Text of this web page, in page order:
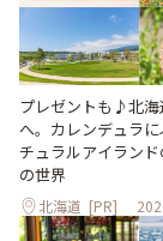
プレゼントも♪北海
へ。カレンデュラ
チュラルアイラン
の世界
北海道 [PR]